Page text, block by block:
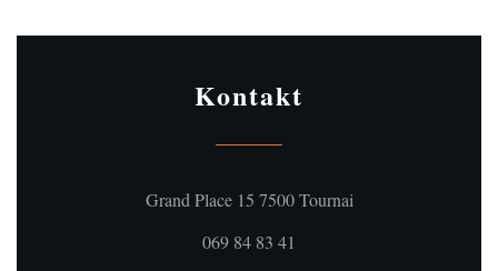
Kontakt
Grand Place 15 7500 Tournai((öffnet ein neues
069 84 83 41